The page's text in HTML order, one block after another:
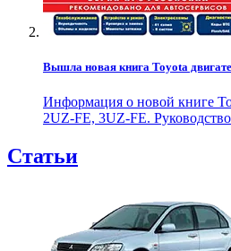
Вышла новая книга Toyota
Информация о новой книге
2UZ-FE, 3UZ-FE.
Статьи